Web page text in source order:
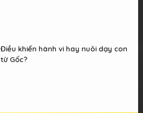
Điều khiển hành vi hay nuôi dạy con
từ Gốc?